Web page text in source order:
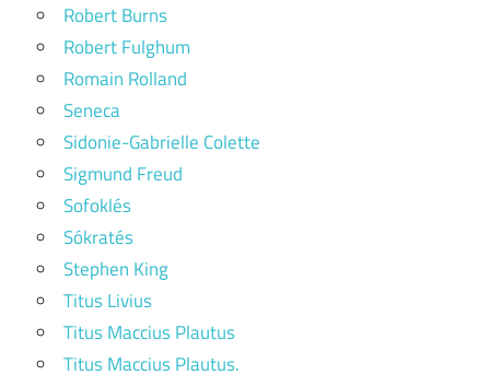
Robert Burns
Robert Fulghum
Romain Rolland
Seneca
Sidonie-Gabrielle Colette
Sigmund Freud
Sofoklés
Sókratés
Stephen King
Titus Livius
Titus Maccius Plautus
Titus Maccius Plautus.